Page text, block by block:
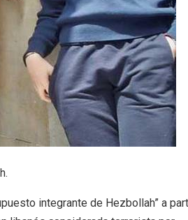
integrante de Hezbollah” a